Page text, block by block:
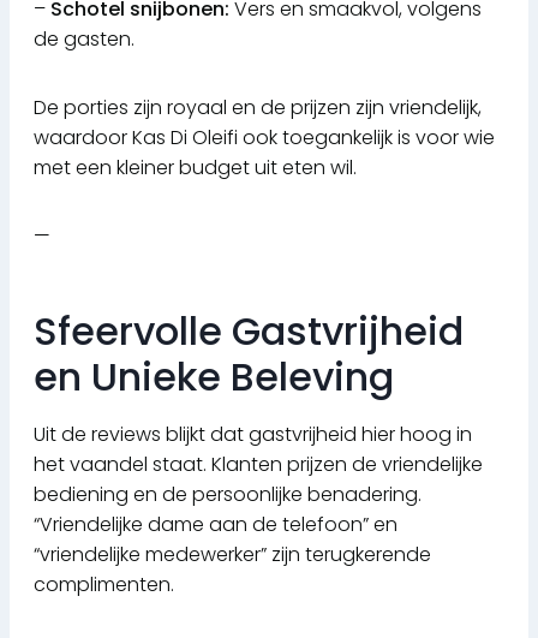
– Schotel snijbonen: Vers en smaakvol, volgens
de gasten.
De porties zijn royaal en de prijzen zijn vriendelijk,
waardoor Kas Di Oleifi ook toegankelijk is voor wie
met een kleiner budget uit eten wil.
—
Sfeervolle Gastvrijheid
en Unieke Beleving
Uit de reviews blijkt dat gastvrijheid hier hoog in
het vaandel staat. Klanten prijzen de vriendelijke
bediening en de persoonlijke benadering.
“Vriendelijke dame aan de telefoon” en
“vriendelijke medewerker” zijn terugkerende
complimenten.